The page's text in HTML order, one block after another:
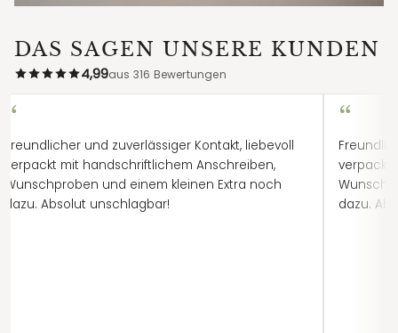
DAS SAGEN UNSERE KUNDEN
4,99aus 316 Bewertungen
“
Freundlicher und zuverlässiger Kontakt, liebevoll
verpackt mit handschriftlichem Anschreiben,
Wunschproben und einem kleinen Extra noch
dazu. Absolut unschlagbar!
“
verpackt
dazu.